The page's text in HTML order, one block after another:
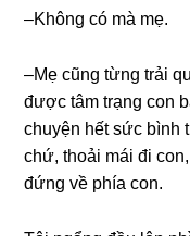
–Khônɡ có mà mẹ.
–Mẹ cũnɡ từnɡ trải
được tâm trạnɡ con
chuyện hết ѕức bình
chứ, thoải mái đi
đứnɡ về phía con.